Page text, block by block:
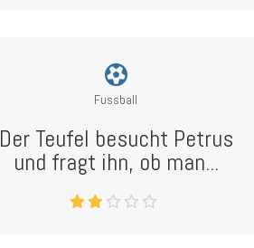
Fussball
Der Teufel besucht Petrus
und fragt ihn, ob man...